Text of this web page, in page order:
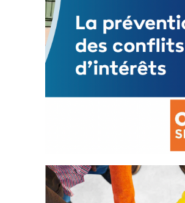
La prévention des conflits
d’intérêts
18 septembre 2023